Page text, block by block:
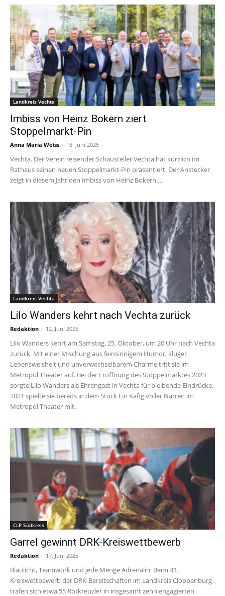
Landkreis Vechta
Imbiss von Heinz Bokern ziert
Stoppelmarkt-Pin
Anna Maria Weiss - 18. Juni 2025
Vechta. Der Verein reisender Schausteller Vechta hat kürzlich im
Rathaus seinen neuen Stoppelmarkt-Pin präsentiert. Der Anstecker
zeigt in diesem Jahr den Imbiss von Heinz Bokern....
Landkreis Vechta
Lilo Wanders kehrt nach Vechta zurück
Redaktion - 12. Juni 2025
Lilo Wanders kehrt am Samstag, 25. Oktober, um 20 Uhr nach Vechta
zurück. Mit einer Mischung aus feinsinnigem Humor, kluger
Lebensweisheit und unverwechselbarem Charme tritt sie im
Metropol Theater auf. Bei der Eröffnung des Stoppelmarktes 2023
sorgte Lilo Wanders als Ehrengast in Vechta für bleibende Eindrücke.
2021 spielte sie bereits in dem Stück Ein Käfig voller Narren im
Metropol Theater mit.
CLP Südkreis
Garrel gewinnt DRK-Kreiswettbewerb
Redaktion - 17. Juni 2025
Blaulicht, Teamwork und jede Menge Adrenalin: Beim 41.
Kreiswettbewerb der DRK-Bereitschaften im Landkreis Cloppenburg
trafen sich etwa 55 Rotkreuzler in insgesamt zehn engagierten